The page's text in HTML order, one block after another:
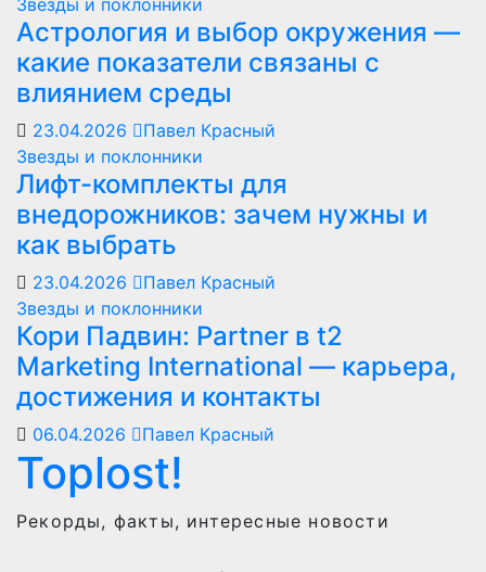
Звезды и поклонники
Астрология и выбор окружения —
какие показатели связаны с
влиянием среды
23.04.2026
Павел Красный
Звезды и поклонники
Лифт-комплекты для
внедорожников: зачем нужны и
как выбрать
23.04.2026
Павел Красный
Звезды и поклонники
Кори Падвин: Partner в t2
Marketing International — карьера,
достижения и контакты
06.04.2026 Павел Красный
Toplost!
Рекорды, факты, интересные новости